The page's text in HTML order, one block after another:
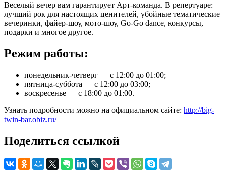
Веселый вечер вам гарантирует Арт-команда. В репертуаре:
лучший рок для настоящих ценителей, убойные тематические
вечеринки, файер-шоу, мото-шоу, Go-Go dance, конкурсы,
подарки и многое другое.
Режим работы:
понедельник-четверг — с 12:00 до 01:00;
пятница-суббота — с 12:00 до 03:00;
воскресенье — с 18:00 до 01:00.
Узнать подробности можно на официальном сайте: http://big-
twin-bar.obiz.ru/
Поделиться ссылкой